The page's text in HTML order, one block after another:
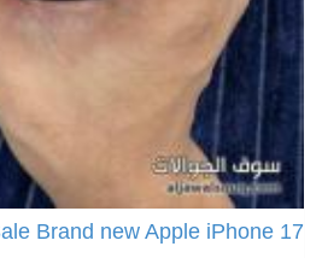
Brand new Apple iPhone 17